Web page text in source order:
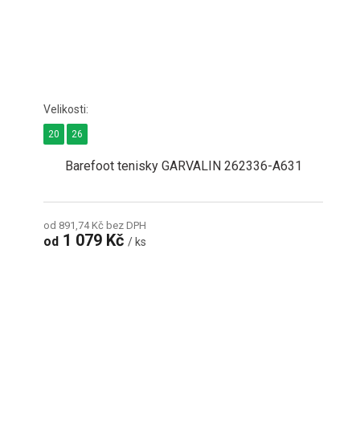
Barefoot tenisky GARVALIN 262336-A631
od 891,74 Kč bez DPH
od 1 079 Kč/ ks
20 26